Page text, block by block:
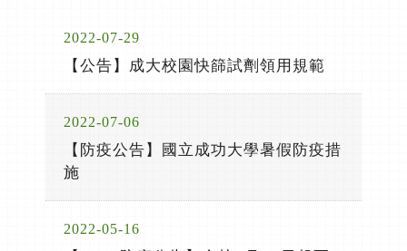
2022-07-29
【公告】成大校園快篩試劑領用規範
2022-07-06
【防疫公告】國立成功大學暑假防疫措
施
2022-05-16